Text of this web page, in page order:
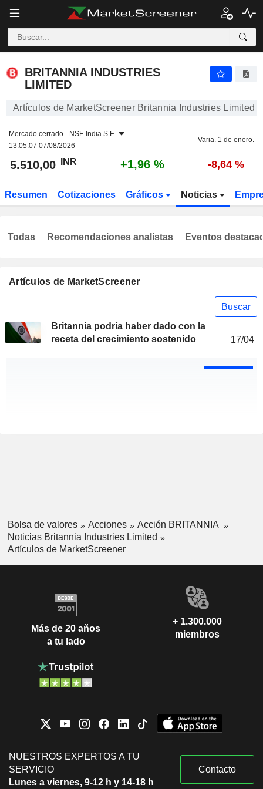
BRITANNIA INDUSTRIES
LIMITED
Artículos de MarketScreener Britannia Industries Limited
Mercado cerrado - NSE India S.E.
13:05:07 07/08/2026
Varia. 1 de enero.
5.510,00 INR +1,96 % -8,64 %
Resumen Cotizaciones Gráficos Noticias
Artículos de MarketScreener
Buscar
Britannia podría haber dado con la
receta del crecimiento sostenido
17/04
Todas Recomendaciones analistas Eventos
Bolsa de valores Acciones
Acción BRITANNIA
Noticias Britannia Industries Limited
Artículos de MarketScreener
Más de 20 años
a tu lado
+ 1.300.000
miembros
NUESTROS EXPERTOS A TU
SERVICIO
Lunes a viernes, 9-12 h y 14-18 h
Contacto